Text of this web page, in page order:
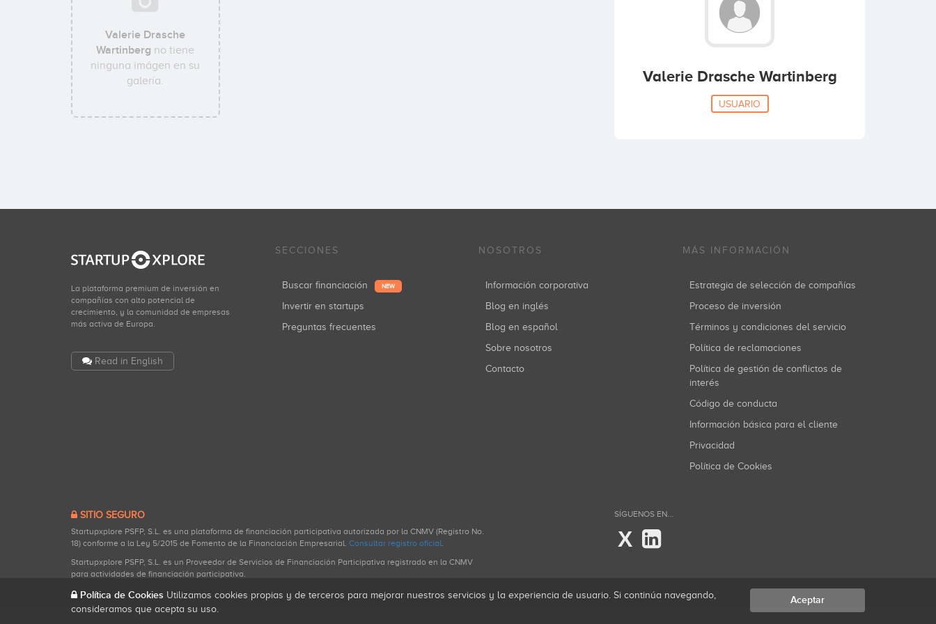
Valerie Drasche
Wartinberg no tiene
ninguna imágen en su
galería.
Valerie Drasche Wartinberg
USUARIO
La plataforma premium de inversión en
compañías con alto potencial de
crecimiento, y la comunidad de empresas
más activa de Europa.
Read in English
SECCIONES
Buscar financiación NEW
Invertir en startups
Preguntas frecuentes
NOSOTROS
Información corporativa
Blog en inglés
Blog en español
Sobre nosotros
Contacto
MÁS INFORMACIÓN
Estrategia de selección de compañías
Proceso de inversión
Términos y condiciones del servicio
Política de reclamaciones
Política de gestión de conflictos de
interés
Código de conducta
Información básica para el cliente
Privacidad
Política de Cookies
SITIO SEGURO
Startupxplore PSFP, S.L. es una plataforma de financiación participativa autorizada por la CNMV (Registro No.
18) conforme a la Ley 5/2015 de Fomento de la Financiación Empresarial. Consultar registro oficial.
Startupxplore PSFP, S.L. es un Proveedor de Servicios de Financiación Participativa registrado en la CNMV
para actividades de financiación participativa.
SÍGUENOS EN...
X
Política de Cookies Utilizamos cookies propias y de terceros para mejorar nuestros servicios y la experiencia de usuario. Si continúa navegando,
consideramos que acepta su uso.
Aceptar